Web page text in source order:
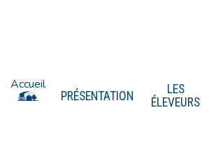
Accueil
PRÉSENTATION
LES
ÉLEVEURS